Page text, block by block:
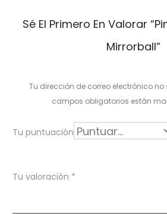
V
a
c
o
n
Sé El Primero En Valorar
Mirrorball”
Tu dirección de correo electrónico
campos obligatorios están
Tu puntuación
Tu valoración *